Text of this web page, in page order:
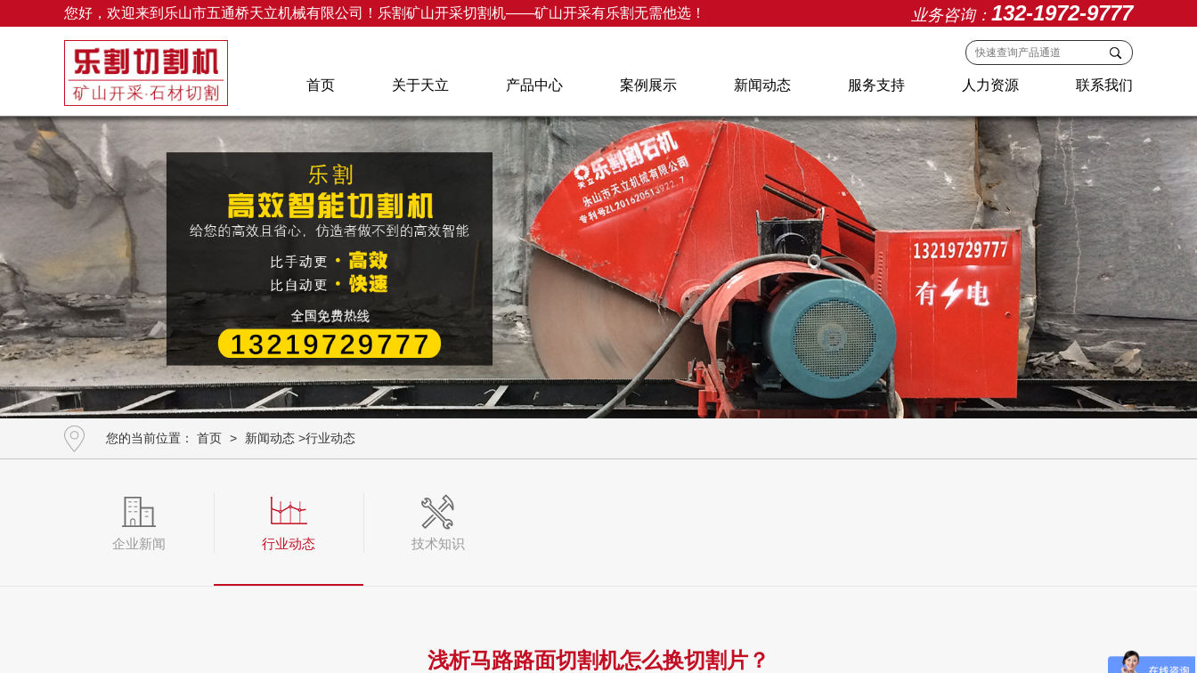
业务咨询： 132-1972-9777
您好，欢迎来到乐山市五通桥天立机械有限公司！乐割矿山开采切割机——矿山开采有乐割无需他选！
首页 关于天立 产品中心 案例展示 新闻动态 服务支持 人力资源 联系我们
您的当前位置： 首页 > 新闻动态 >行业动态
企业新闻 行业动态 技术知识
浅析马路路面切割机怎么换切割片？